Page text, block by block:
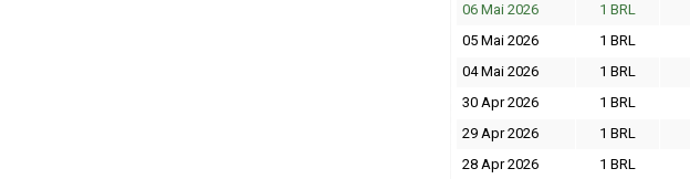
06 Mai 2026
1 BRL
05 Mai 2026
1 BRL
04 Mai 2026
1 BRL
30 Apr 2026
1 BRL
29 Apr 2026
1 BRL
28 Apr 2026
1 BRL